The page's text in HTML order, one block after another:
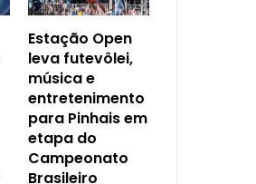
Estação Open
leva futevôlei,
música e
entretenimento
para Pinhais em
etapa do
Campeonato
Brasileiro